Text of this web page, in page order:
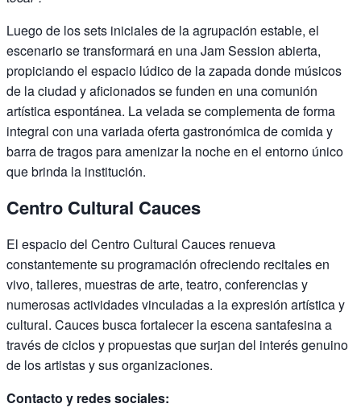
Luego de los sets iniciales de la agrupación estable, el
escenario se transformará en una Jam Session abierta,
propiciando el espacio lúdico de la zapada donde músicos
de la ciudad y aficionados se funden en una comunión
artística espontánea. La velada se complementa de forma
integral con una variada oferta gastronómica de comida y
barra de tragos para amenizar la noche en el entorno único
que brinda la institución.
Centro Cultural Cauces
El espacio del Centro Cultural Cauces renueva
constantemente su programación ofreciendo recitales en
vivo, talleres, muestras de arte, teatro, conferencias y
numerosas actividades vinculadas a la expresión artística y
cultural. Cauces busca fortalecer la escena santafesina a
través de ciclos y propuestas que surjan del interés genuino
de los artistas y sus organizaciones.
Contacto y redes sociales: